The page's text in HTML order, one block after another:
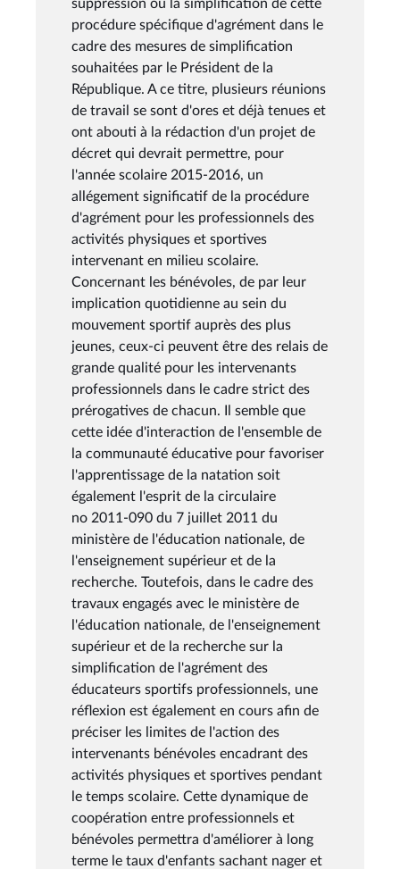
suppression ou la simplification de cette
procédure spécifique d'agrément dans le
cadre des mesures de simplification
souhaitées par le Président de la
République. A ce titre, plusieurs réunions
de travail se sont d'ores et déjà tenues et
ont abouti à la rédaction d'un projet de
décret qui devrait permettre, pour
l'année scolaire 2015-2016, un
allégement significatif de la procédure
d'agrément pour les professionnels des
activités physiques et sportives
intervenant en milieu scolaire.
Concernant les bénévoles, de par leur
implication quotidienne au sein du
mouvement sportif auprès des plus
jeunes, ceux-ci peuvent être des relais de
grande qualité pour les intervenants
professionnels dans le cadre strict des
prérogatives de chacun. Il semble que
cette idée d'interaction de l'ensemble de
la communauté éducative pour favoriser
l'apprentissage de la natation soit
également l'esprit de la circulaire
no 2011-090 du 7 juillet 2011 du
ministère de l'éducation nationale, de
l'enseignement supérieur et de la
recherche. Toutefois, dans le cadre des
travaux engagés avec le ministère de
l'éducation nationale, de l'enseignement
supérieur et de la recherche sur la
simplification de l'agrément des
éducateurs sportifs professionnels, une
réflexion est également en cours afin de
préciser les limites de l'action des
intervenants bénévoles encadrant des
activités physiques et sportives pendant
le temps scolaire. Cette dynamique de
coopération entre professionnels et
bénévoles permettra d'améliorer à long
terme le taux d'enfants sachant nager et